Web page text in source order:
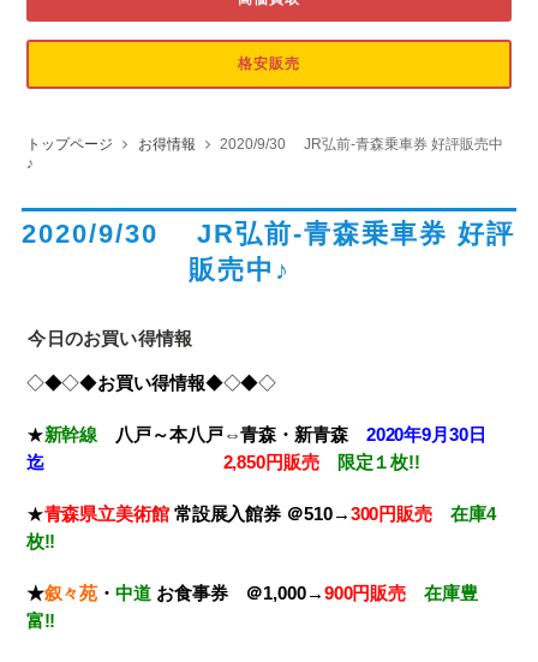
格安販売
トップページ お得情報
2020/9/30 JR弘前-青森乗車券 好評販売中
♪
2020/9/30 JR弘前-青森乗車券 好評
販売中♪
今日のお買い得情報
◇◆◇◆お買い得情報◆◇◆◇
★新幹線 八戸～本八戸⇔青森・新青森 2020年9月30日
迄 2,850円販売 限定１枚!!
★青森県立美術館 常設展入館券 ＠510→300円販売
在庫4
枚!!
★叙々苑 ・中道 お食事券 ＠1,000→900円販売在庫豊
富!!